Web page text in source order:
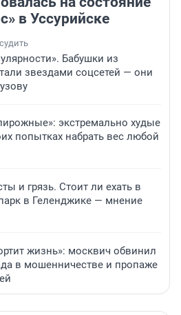
в Уссурийске
Бабушки из
звездами соцсетей — они
экстремально худые
попытках набрать вес любой
и грязь. Стоит ли ехать в
в Геленджике — мнение
жизнь»: москвич обвинил
в мошенничестве и пропаже